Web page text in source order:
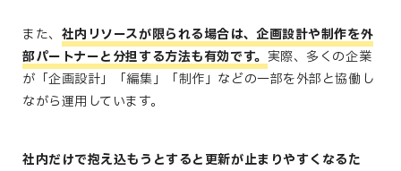
また、 社内リソースが限られる場合は、企画設計や制作を外
部パートナーと分担する方法も有効です。 実際、多くの企業
が「企画設計」「編集」「制作」などの一部を外部と協働し
ながら運用しています。
社内だけで抱え込もうとすると更新が止まりやすくなるた